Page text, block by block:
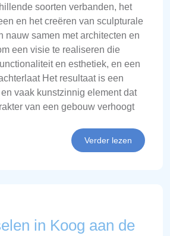
soorten verbanden, het
en het creëren van sculpturale
nauw samen met architecten en
een visie te realiseren die
en esthetiek, en een
Het resultaat is een
vaak kunstzinnig element dat
van een gebouw verhoogt
Verder lezen
in Koog aan de